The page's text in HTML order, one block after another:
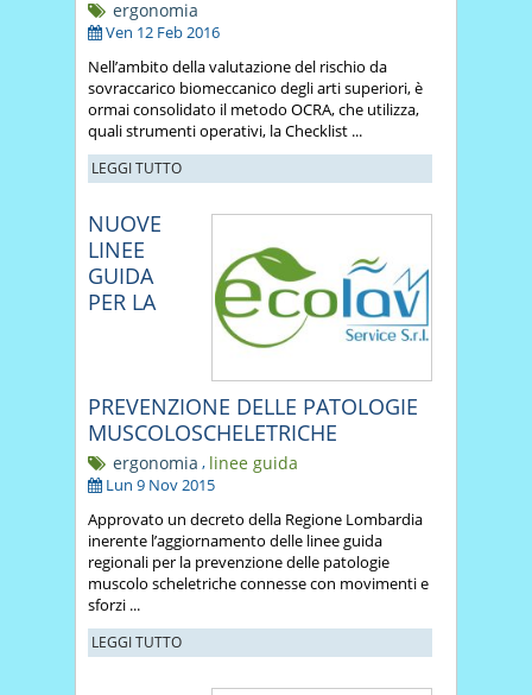
ergonomia
Ven 12 Feb 2016
Nell’ambito della valutazione del rischio da
sovraccarico biomeccanico degli arti superiori, è
ormai consolidato il metodo OCRA, che utilizza,
quali strumenti operativi, la Checklist ...
LEGGI TUTTO
NUOVE
LINEE
GUIDA
PER LA
PREVENZIONE DELLE PATOLOGIE
MUSCOLOSCHELETRICHE
ergonomia , linee guida
Lun 9 Nov 2015
Approvato un decreto della Regione Lombardia
inerente l’aggiornamento delle linee guida
regionali per la prevenzione delle patologie
muscolo scheletriche connesse con movimenti e
sforzi ...
LEGGI TUTTO